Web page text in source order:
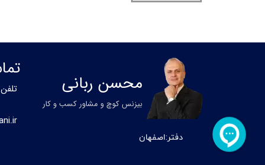
محسن ربانی
بیزنس کوچ و مشاور کسب و کار
دفتر:اصفهان